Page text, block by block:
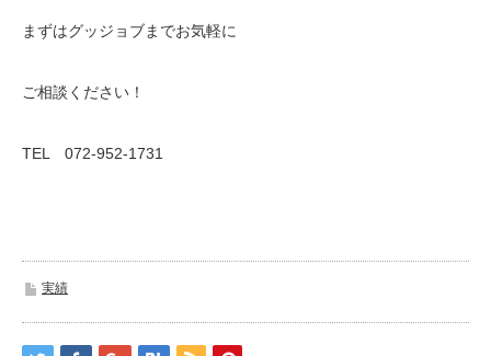
まずはグッジョブまでお気軽に
ご相談ください！
TEL 072-952-1731
実績